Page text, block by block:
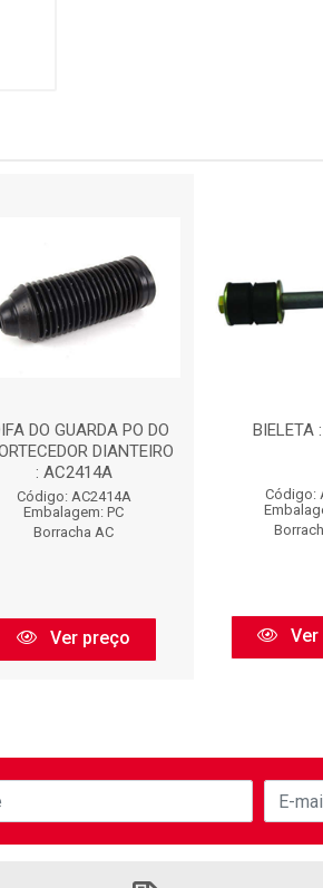
DO GUARDA PO DO
DIANTEIRO
: AC2414A
Código: AC2414A
Embalagem: PC
Borracha AC
Ver preço
BIELETA
Código: